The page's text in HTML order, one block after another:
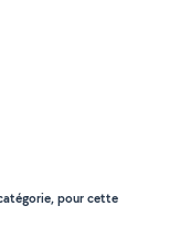
pour cette